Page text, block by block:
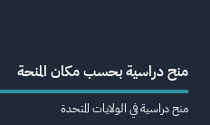
منح دراسية بحسب مكان المنحة
منح دراسية في الولايات المتحدة